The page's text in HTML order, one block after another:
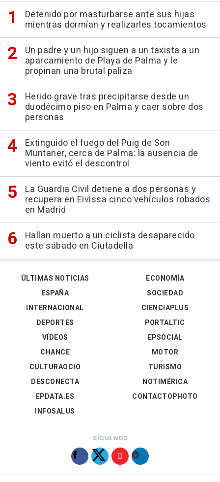
Detenido por masturbarse ante sus hijas
mientras dormían y realizarles tocamientos
Un padre y un hijo siguen a un taxista a un
aparcamiento de Playa de Palma y le
propinan una brutal paliza
Herido grave tras precipitarse desde un
duodécimo piso en Palma y caer sobre dos
personas
Extinguido el fuego del Puig de Son
Muntaner, cerca de Palma: la ausencia de
viento evitó el descontrol
La Guardia Civil detiene a dos personas y
recupera en Eivissa cinco vehículos robados
en Madrid
Hallan muerto a un ciclista desaparecido
este sábado en Ciutadella
ÚLTIMAS NOTICIAS
ESPAÑA
INTERNACIONAL
DEPORTES
VÍDEOS
ECONOMÍA
SOCIEDAD
CIENCIAPLUS
PORTALTIC
EPSOCIAL
CHANCE
CULTURAOCIO
DESCONECTA
EPDATA.ES
INFOSALUS
MOTOR
TURISMO
NOTIMÉRICA
CONTACTOPHOTO
SÍGUENOS